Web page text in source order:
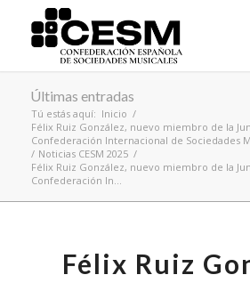
Últimas entradas
Tú estás aquí: Inicio /
Félix Ruiz González, nuevo miembro de la
Confederación Internacional de Sociedades
/ Noticias CESM 2025 /
Félix Ruiz González, nuevo miembro de la
Confederación In...
Félix Ruiz